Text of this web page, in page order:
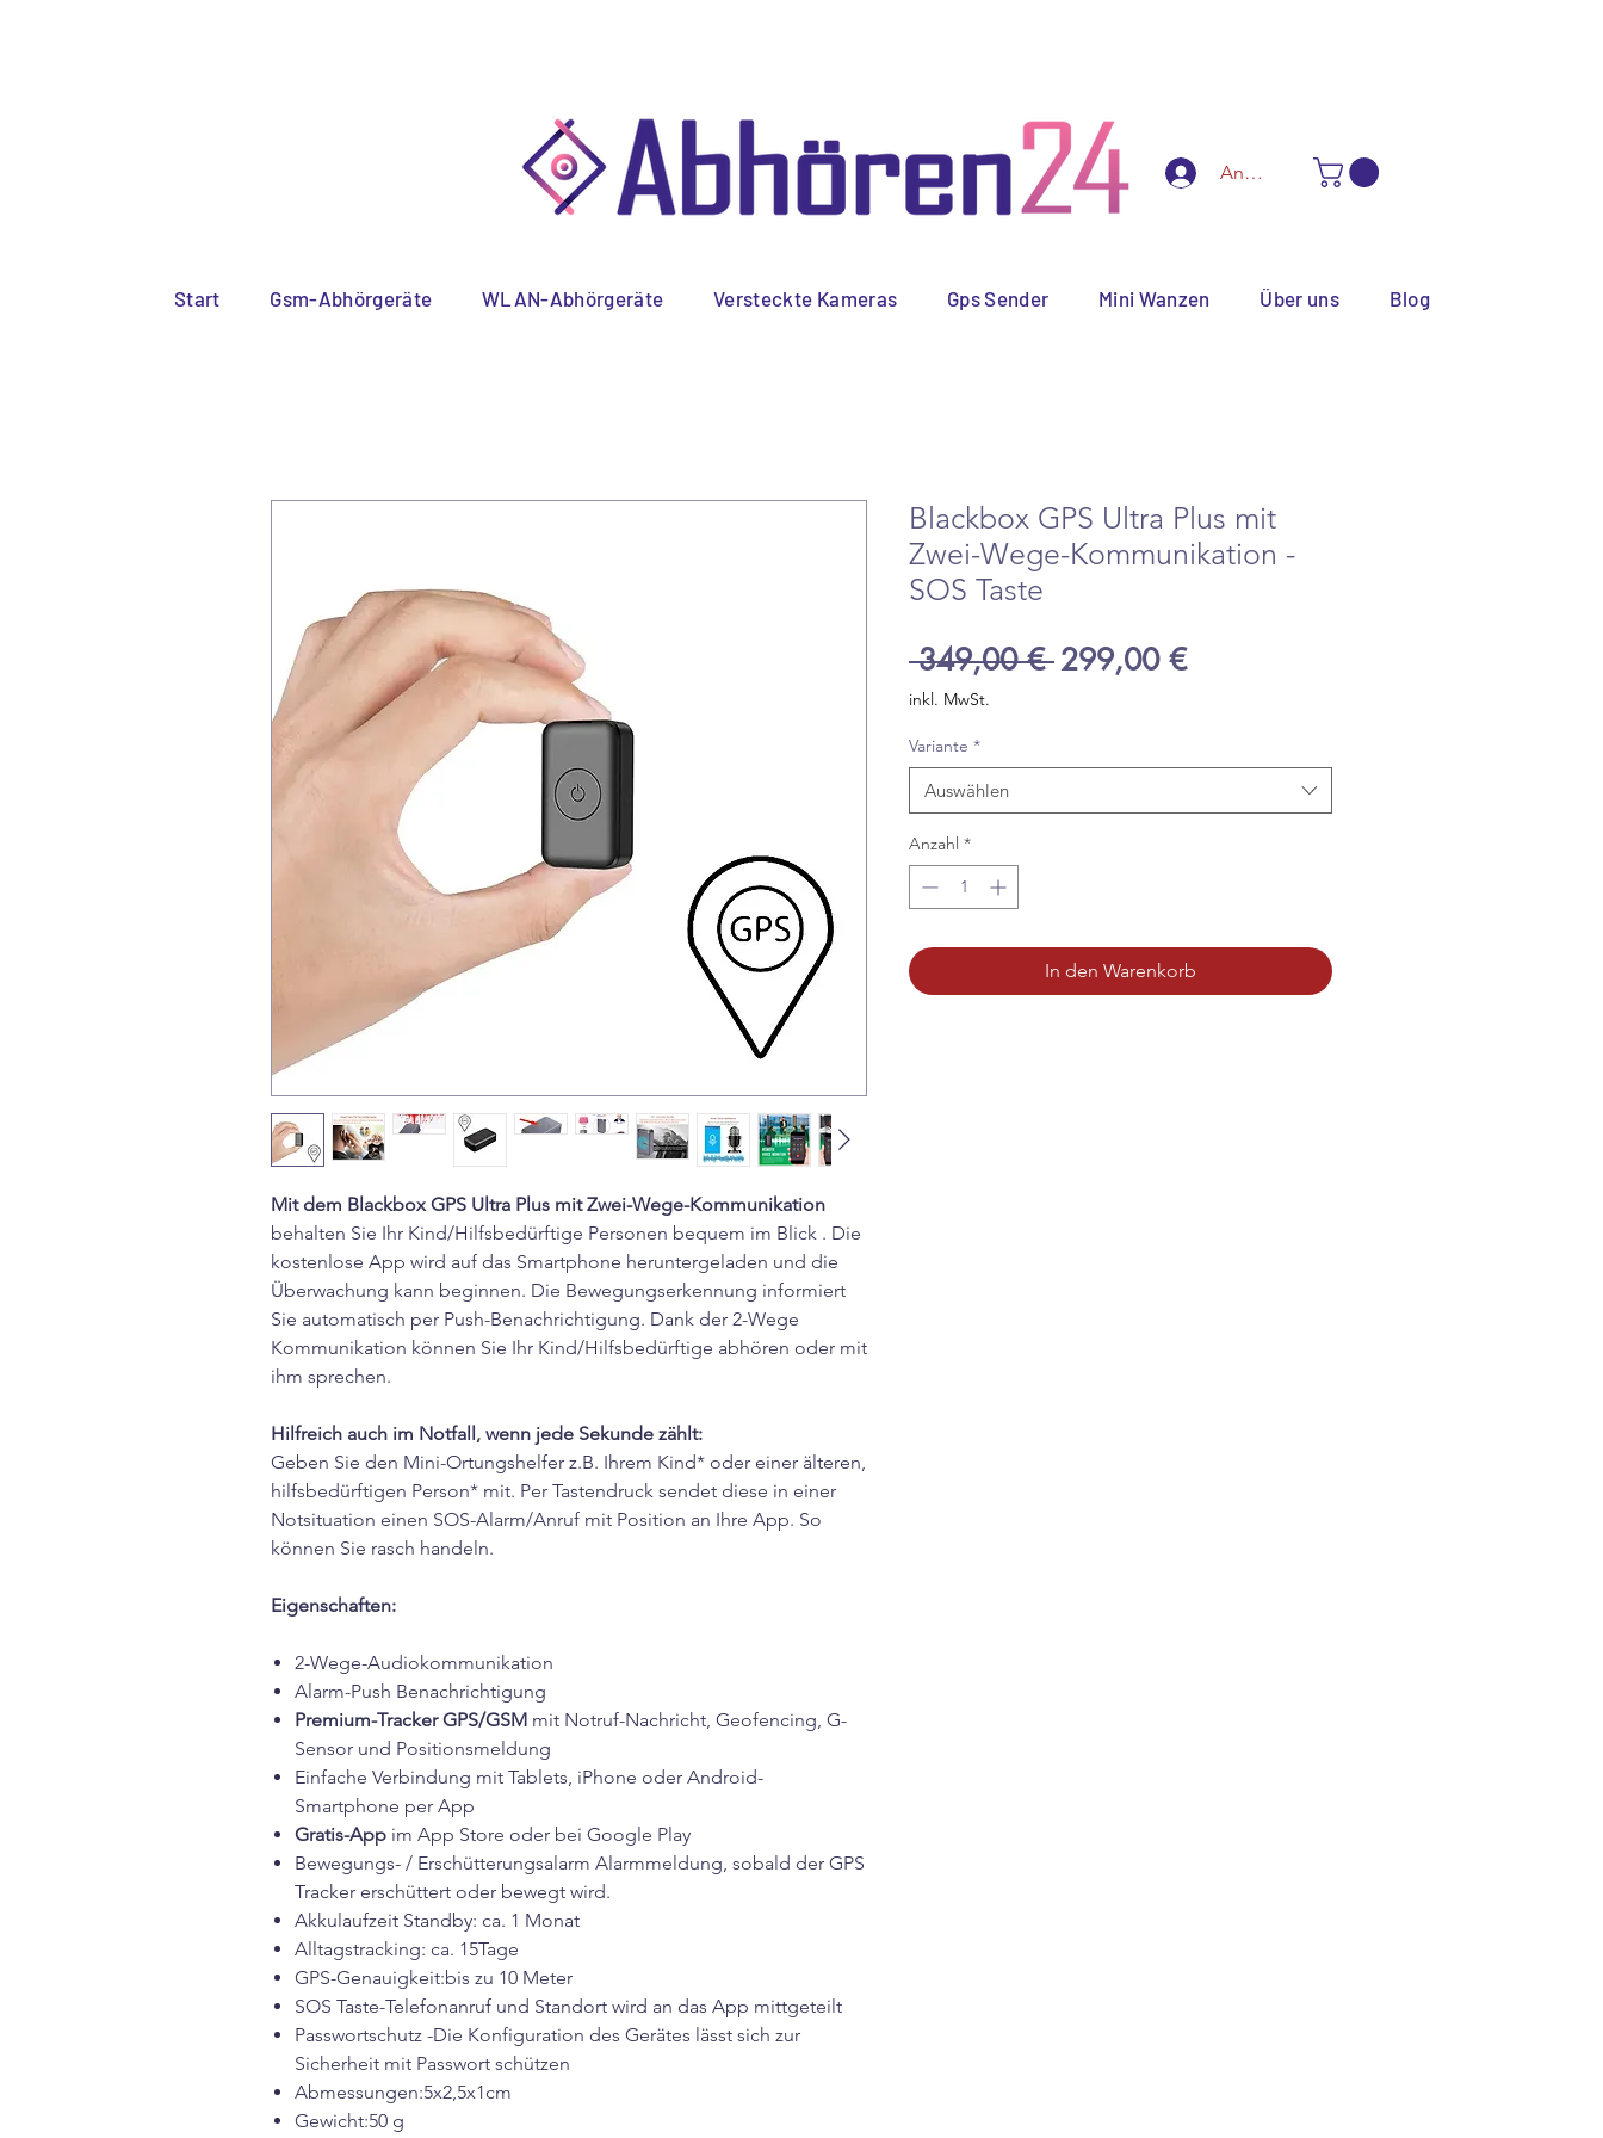
Anmelden
Start Gsm-Abhörgeräte WLAN-Abhörgeräte Versteckte Kameras Gps Sender Mini Wanzen Über uns Blog
Mit dem Blackbox GPS Ultra Plus mit Zwei-Wege-Kommunikation
behalten Sie Ihr Kind/Hilfsbedürftige Personen bequem im Blick . Die
kostenlose App wird auf das Smartphone heruntergeladen und die
Überwachung kann beginnen. Die Bewegungserkennung informiert
Sie automatisch per Push-Benachrichtigung. Dank der 2-Wege
Kommunikation können Sie Ihr Kind/Hilfsbedürftige abhören oder mit
ihm sprechen.
Hilfreich auch im Notfall, wenn jede Sekunde zählt:
Geben Sie den Mini-Ortungshelfer z.B. Ihrem Kind* oder einer älteren,
hilfsbedürftigen Person* mit. Per Tastendruck sendet diese in einer
Notsituation einen SOS-Alarm/Anruf mit Position an Ihre App. So
können Sie rasch handeln.
Eigenschaften:
2-Wege-Audiokommunikation
Alarm-Push Benachrichtigung
Premium-Tracker GPS/GSM mit Notruf-Nachricht, Geofencing, G-
Sensor und Positionsmeldung
Einfache Verbindung mit Tablets, iPhone oder Android-
Smartphone per App
Gratis-App im App Store oder bei Google Play
Bewegungs- / Erschütterungsalarm Alarmmeldung, sobald der GPS
Tracker erschüttert oder bewegt wird.
Akkulaufzeit Standby: ca. 1 Monat
Alltagstracking: ca. 15Tage
GPS-Genauigkeit:bis zu 10 Meter
SOS Taste-Telefonanruf und Standort wird an das App mittgeteilt
Passwortschutz -Die Konfiguration des Gerätes lässt sich zur
Sicherheit mit Passwort schützen
Abmessungen:5x2,5x1cm
Gewicht:50 g
Blackbox GPS Ultra Plus mit
Zwei-Wege-Kommunikation -
SOS Taste
349,00 € Standardpreis
299,00 €Sale-
inkl. MwSt.
Variante *
Auswählen
Anzahl *
In den Warenkorb